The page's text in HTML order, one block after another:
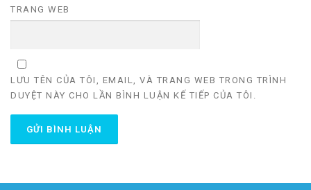
TRANG WEB
LƯU TÊN CỦA TÔI, EMAIL, VÀ TRANG WEB TRONG TRÌNH
DUYỆT NÀY CHO LẦN BÌNH LUẬN KẾ TIẾP CỦA TÔI.